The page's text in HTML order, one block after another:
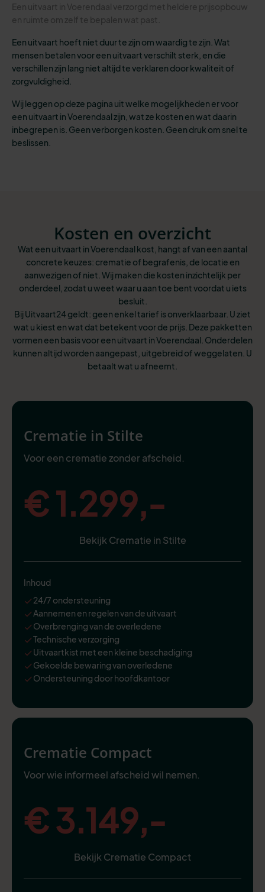
Een uitvaart in Voerendaal verzorgd met heldere prijsopbouw
en ruimte om zelf te bepalen wat past.
Een uitvaart hoeft niet duur te zijn om waardig te zijn. Wat
mensen betalen voor een uitvaart verschilt sterk, en die
verschillen zijn lang niet altijd te verklaren door kwaliteit of
zorgvuldigheid.
Wij leggen op deze pagina uit welke mogelijkheden er voor
een uitvaart in Voerendaal zijn, wat ze kosten en wat daarin
inbegrepen is. Geen verborgen kosten. Geen druk om snel te
beslissen.
Kosten en overzicht
Wat een uitvaart in Voerendaal kost, hangt af van een aantal
concrete keuzes: crematie of begrafenis, de locatie en
aanwezigen of niet. Wij maken die kosten inzichtelijk per
onderdeel, zodat u weet waar u aan toe bent voordat u iets
besluit.
Bij Uitvaart24 geldt: geen enkel tarief is onverklaarbaar. U ziet
wat u kiest en wat dat betekent voor de prijs. Deze pakketten
vormen een basis voor een uitvaart in Voerendaal. Onderdelen
kunnen altijd worden aangepast, uitgebreid of weggelaten. U
betaalt wat u afneemt.
Crematie in Stilte
Voor een crematie zonder afscheid.
€ 1.299,-
Bekijk Crematie in Stilte
Inhoud
24/7 ondersteuning
Aannemen en regelen van de uitvaart
Overbrenging van de overledene
Technische verzorging
Uitvaartkist met een kleine beschadiging
Gekoelde bewaring van overledene
Ondersteuning door hoofdkantoor
Crematie Compact
Voor wie informeel afscheid wil nemen.
€ 3.149,-
Bekijk Crematie Compact